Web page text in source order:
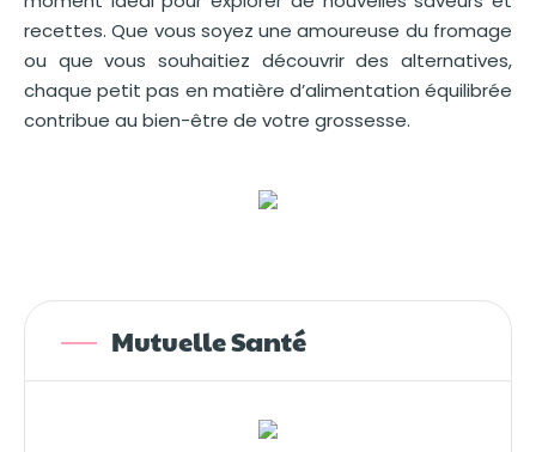
recettes. Que vous soyez une amoureuse du fromage
ou que vous souhaitiez découvrir des alternatives,
chaque petit pas en matière d’alimentation équilibrée
contribue au bien-être de votre grossesse.
Mutuelle Santé